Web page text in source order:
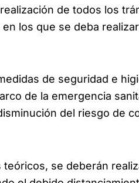
de todos los
los que se deba realizar
de seguridad e
de la emergencia
del riesgo de
se deberán